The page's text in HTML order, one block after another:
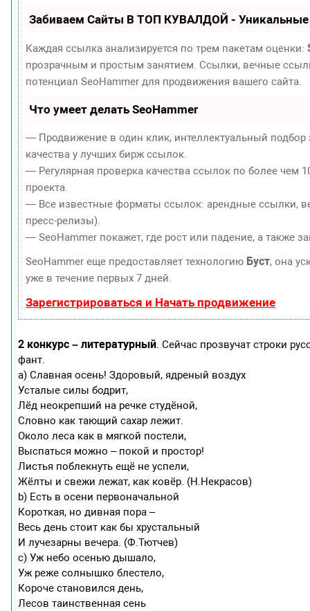
Забиваем Сайты В ТОП КУВАЛДОЙ - Уникальные
Каждая ссылка анализируется по трем пакетам оценки:
прозрачным и простым занятием. Ссылки, вечные
потенциал SeoHammer для продвижения вашего сайта.
Что умеет делать SeoHammer
— Продвижение в один клик, интеллектуальный
качества у лучших бирж ссылок.
— Регулярная проверка качества ссылок по более чем
проекта.
— Все известные форматы ссылок: арендные ссылки,
пресс-релизы).
— SeoHammer покажет, где рост или падение, а также
SeoHammer еще предоставляет технологию Буст, она
уже в течение первых 7 дней.
Зарегистрироваться и Начать продвижение
2 конкурс – литературный. Сейчас прозвучат строки
фант.
a) Славная осень! Здоровый, ядреный воздух
Усталые силы бодрит,
Лёд неокрепший на речке студёной,
Словно как тающий сахар лежит.
Около леса как в мягкой постели,
Выспаться можно – покой и простор!
Листья поблекнуть ещё не успели,
Жёлты и свежи лежат, как ковёр. (Н.Некрасов)
b) Есть в осени первоначальной
Короткая, но дивная пора –
Весь день стоит как бы хрустальный
И лучезарны вечера. (Ф.Тютчев)
c) Уж небо осенью дышало,
Уж реже солнышко блестело,
Короче становился день,
Лесов таинственная сень